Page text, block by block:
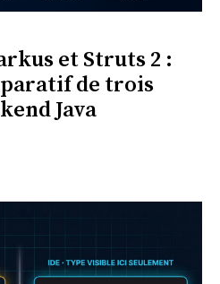
et Struts 2 :
de trois
Java